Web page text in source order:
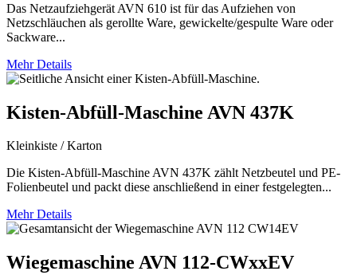
Das Netzaufziehgerät AVN 610 ist für das Aufziehen von
Netzschläuchen als gerollte Ware, gewickelte/gespulte Ware oder
Sackware...
Mehr Details
Kisten-Abfüll-Maschine AVN 437K
Kleinkiste / Karton
Die Kisten-Abfüll-Maschine AVN 437K zählt Netzbeutel und PE-
Folienbeutel und packt diese anschließend in einer festgelegten...
Mehr Details
Wiegemaschine AVN 112-CWxxEV